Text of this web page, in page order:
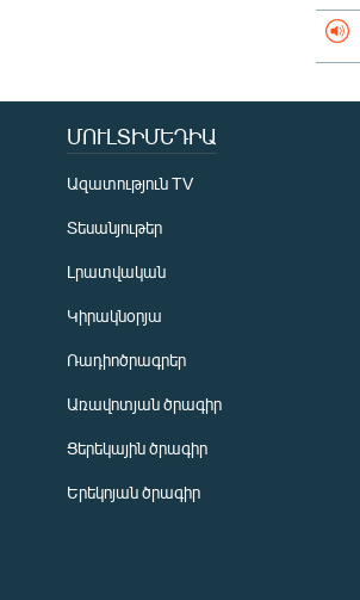
ՄՈՒԼՏԻՄԵԴԻԱ
Ազատություն TV
Տեսանյութեր
Լրատվական
Կիրակնօրյա
Ռադիոծրագրեր
Առավոտյան ծրագիր
Ցերեկային ծրագիր
Երեկոյան ծրագիր